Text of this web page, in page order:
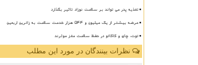
تغذیه پدر می تواند بر سلامت نوزاد تاثیر بگذارد
عرضه بیشتر از یک میلیون و ۵۴۴ هزار خدمت سلامت به زائرین اربعین
توت، چای و کاکائو در حفظ سلامت مغز موثرند
نظرات بینندگان در مورد این مطلب